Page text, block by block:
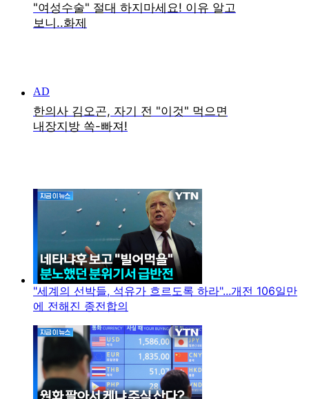
"세계의 선박들, 석유가 흐르도록 하라"...개전 106일만
에 전해진 종전합의